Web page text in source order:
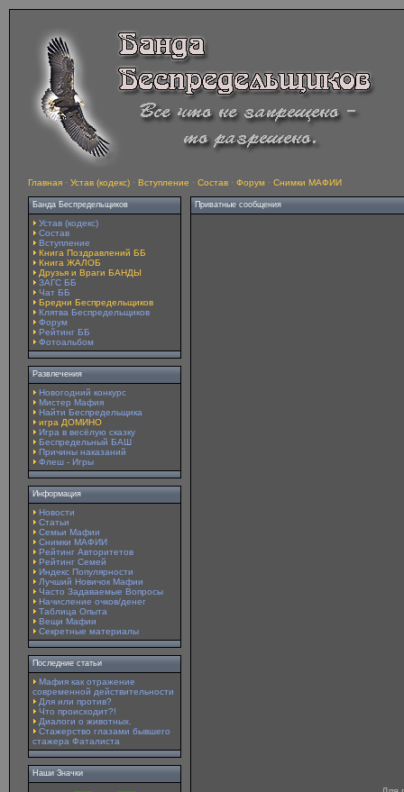
Главная · Устав (кодекс) · Вступление · Состав · Форум · Снимки МАФИИ
Банда Беспредельщиков
Устав (кодекс)
Состав
Вступление
Книга Поздравлений ББ
Книга ЖАЛОБ
Друзья и Враги БАНДЫ
ЗАГС ББ
Чат ББ
Бредни Беспредельщиков
Клятва Беспредельщиков
Форум
Рейтинг ББ
Фотоальбом
Развлечения
Новогодний конкурс
Мистер Мафия
Найти Беспредельщика
игра ДОМИНО
Игра в весёлую сказку
Беспредельный БАШ
Причины наказаний
Флеш - Игры
Информация
Новости
Статьи
Семьи Мафии
Снимки МАФИИ
Рейтинг Авторитетов
Рейтинг Семей
Индекс Популярности
Лучший Новичок Мафии
Часто Задаваемые Вопросы
Начисление очков/денег
Таблица Опыта
Вещи Мафии
Секретные материалы
Последние статьи
Мафия как отражение
современной действительности
Для или против?
Что происходит?!
Диалоги о животных.
Стажерство глазами бывшего
стажера Фаталиста
Наши Значки
Приватные сообщения